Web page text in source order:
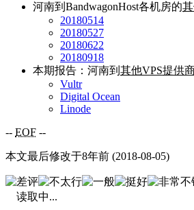
河南到BandwagonHost各机房的
20180514
20180527
20180622
20180918
本期报告：河南到 其他VPS提供
Vultr
Digital Ocean
Linode
-- EOF --
本文最后修改于8年前 (2018-08-05)
读取中...